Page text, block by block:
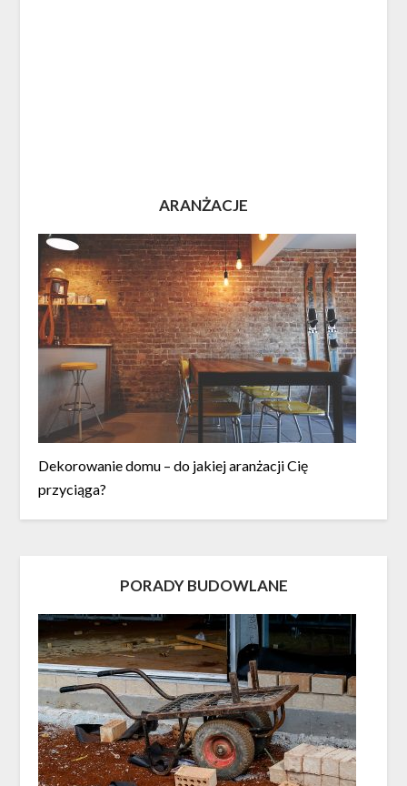
ARANŻACJE
Dekorowanie domu – do jakiej aranżacji Cię
przyciąga?
PORADY BUDOWLANE